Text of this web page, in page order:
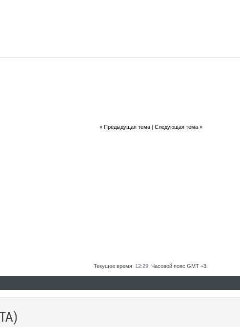
« Предыдущая тема| Следующая тема »
Текущее время: 12:29 . Часовой пояс GMT +3.